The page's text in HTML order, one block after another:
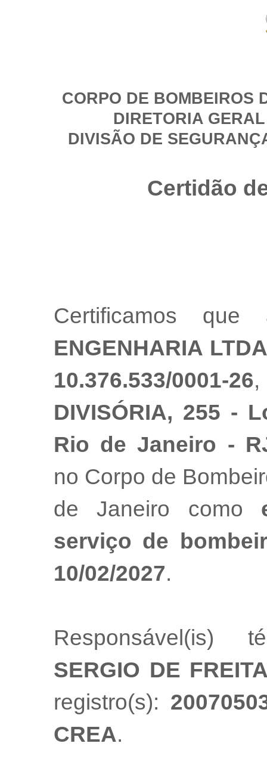
CORPO DE BOMBEIROS
DIRETORIA
DIVISÃO DE
Certidão
Certificamos
ENGENHARIA
10.376.533/0001-26
DIVISÓRIA, 255 -
Rio de Janeiro -
no Corpo de
de Janeiro como
serviço de
10/02/2027.
Responsável(is)
SERGIO DE
registro(s):
CREA.